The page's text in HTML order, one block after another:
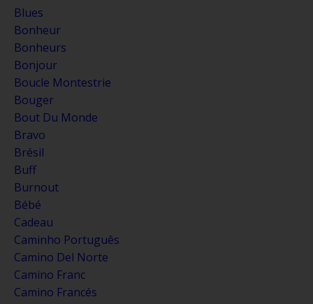
Blues
Bonheur
Bonheurs
Bonjour
Boucle Montestrie
Bouger
Bout Du Monde
Bravo
Brésil
Buff
Burnout
Bébé
Cadeau
Caminho Português
Camino Del Norte
Camino Franc
Camino Francés